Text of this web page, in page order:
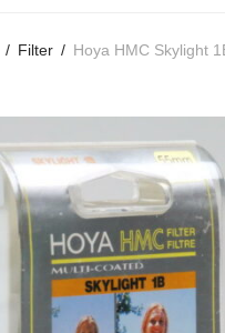
/ Filter / Hoya HMC Skylight